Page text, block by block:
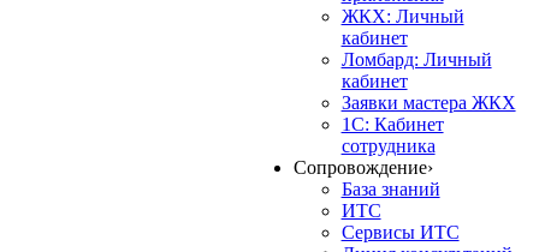
ЖКХ: Личный
кабинет
Ломбард: Личный
кабинет
Заявки мастера ЖКХ
1С: Кабинет
сотрудника
Сопровождение›
База знаний
ИТС
Сервисы ИТС